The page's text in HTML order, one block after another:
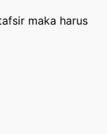
maka harus